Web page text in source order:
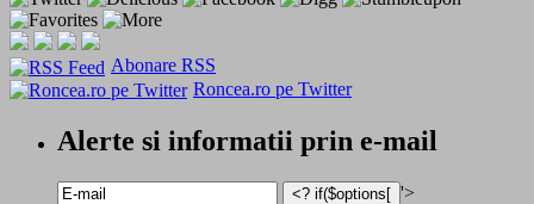
Abonare RSS
Roncea.ro pe Twitter
Alerte si informatii prin e-mail
'>